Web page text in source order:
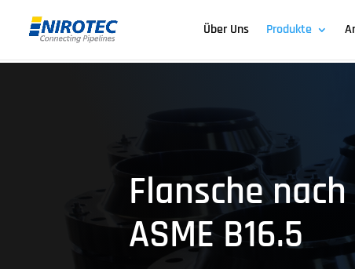
Über Uns Produkte
Flansche nach
ASME B16.5